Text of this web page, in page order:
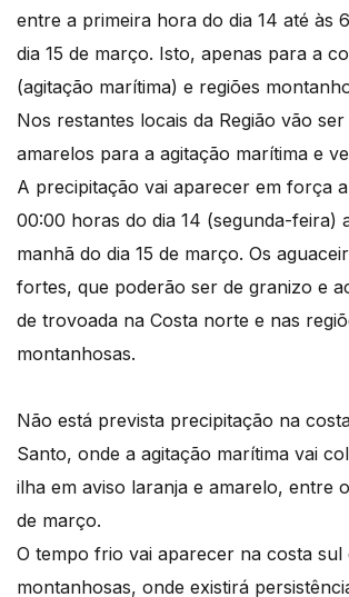
entre a primeira hora do dia 14 até às
dia 15 de março. Isto, apenas para a
(agitação marítima) e regiões
Nos restantes locais da Região vão ser
amarelos para a agitação marítima e
A precipitação vai aparecer em força
00:00 horas do dia 14 (segunda-feira)
manhã do dia 15 de março. Os
fortes, que poderão ser de granizo e
de trovoada na Costa norte e nas
montanhosas.
Não está prevista precipitação na
Santo, onde a agitação marítima vai
ilha em aviso laranja e amarelo, entre o
de março.
O tempo frio vai aparecer na costa sul
montanhosas, onde existirá